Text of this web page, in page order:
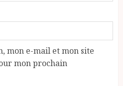
mon e-mail et mon site
mon prochain